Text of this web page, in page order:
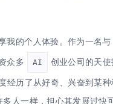
我的个人体验。作为一名与
众多
AI
创业公司的天
经历了从好奇、兴奋到某
人一样，担心其发展过快